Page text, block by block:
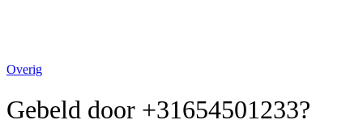
Overig
Gebeld door +31654501233?